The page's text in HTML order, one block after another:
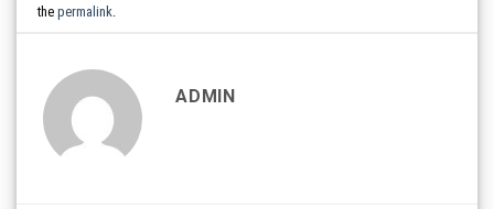
thepermalink.
ADMIN